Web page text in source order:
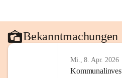
Bekanntmachungen
Mi., 8. Apr. 2026